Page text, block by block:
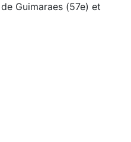
Guimaraes (57e) et